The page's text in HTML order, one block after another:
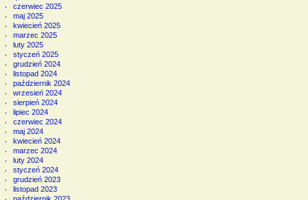
czerwiec 2025
maj 2025
kwiecień 2025
marzec 2025
luty 2025
styczeń 2025
grudzień 2024
listopad 2024
październik 2024
wrzesień 2024
sierpień 2024
lipiec 2024
czerwiec 2024
maj 2024
kwiecień 2024
marzec 2024
luty 2024
styczeń 2024
grudzień 2023
listopad 2023
październik 2023